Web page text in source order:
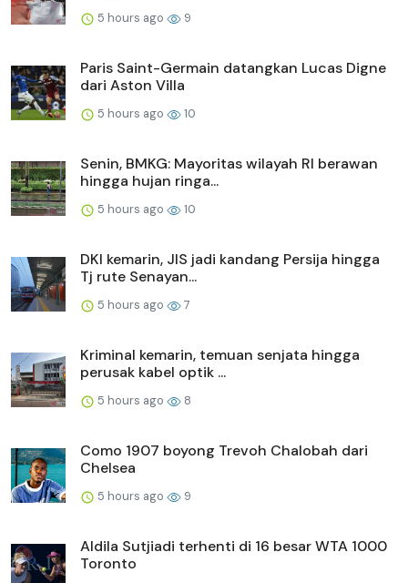
5 hours ago 9
Paris Saint-Germain datangkan Lucas Digne
dari Aston Villa
5 hours ago 10
Senin, BMKG: Mayoritas wilayah RI berawan
hingga hujan ringa...
5 hours ago 10
DKI kemarin, JIS jadi kandang Persija hingga
Tj rute Senayan...
5 hours ago 7
Kriminal kemarin, temuan senjata hingga
perusak kabel optik ...
5 hours ago 8
Como 1907 boyong Trevoh Chalobah dari
Chelsea
5 hours ago 9
Aldila Sutjiadi terhenti di 16 besar WTA 1000
Toronto